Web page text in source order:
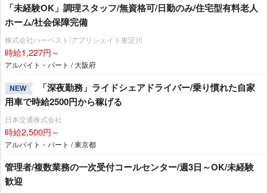
「未経験OK」調理スタッフ/無資格可/日勤のみ/住宅型有料老人
ホーム/社会保障完備
株式会社ハーベスト/アプリシェイト東淀川
時給1,227円～
アルバイト・パート / 大阪府
NEW
「深夜勤務」ライドシェアドライバー/乗り慣れた自家
用車で時給2500円から稼げる
日本交通株式会社
時給2,500円～
アルバイト・パート / 東京都
管理者/複数業務の一次受付コールセンター/週3日～OK/未経験
歓迎